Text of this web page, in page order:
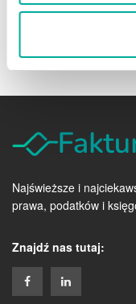
Najświeższe i
prawa, podatków i
Znajdź nas tutaj: